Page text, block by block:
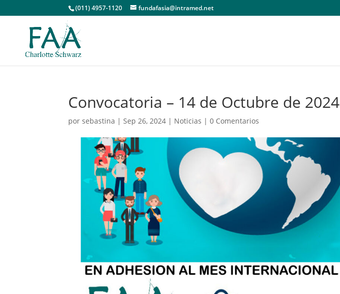
(011) 4957-1120 fundafasia@intramed.net
Convocatoria – 14 de Octubre de 2024
porsebastina |Sep 26, 2024 | Noticias |0 Comentarios